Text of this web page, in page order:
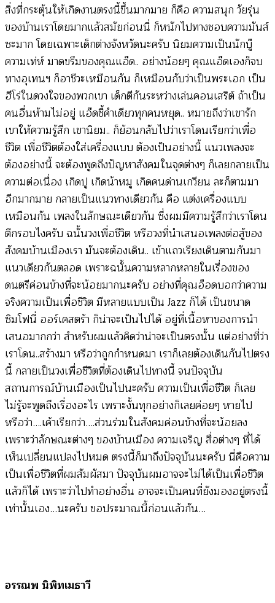
สิ่งที่กระตุ้นให้เกิดงานตรงนี้ขึ้นมากมาย ก็คือ ความสนุก วัยรุ่น
ของบ้านเราโดยมากแล้วสมัยก่อนนี่ ก็หนักไปทางชอบความมันส์
ซะมาก โดยเฉพาะเด็กต่างจังหวัดนะครับ นิยมความเป็นนักบู๊
ความเท่ห์ มาดขรึมของคุณแอ๊ด.. อย่างน้อยๆ คุณแอ๊ดเองก็จบ
ทางอุเทนฯ ก็อาชีวะเหมือนกัน ก็เหมือนกับว่าเป็นพระเอก เป็น
ฮีโร่ในดวงใจของพวกเขา เด็กตีกันระหว่างเล่นคอนเสริต์ ถ้าเป็น
คนอื่นห้ามไม่อยู่ แอ๊ดชี้คำเดียวทุกคนหยุด.. หมายถึงว่าเขารัก
เขาให้ความรู้สึก เขานิยม.. ก็ย้อนกลับไปว่าเราโดนเรียกว่าเพื่อ
ชีวิต เพื่อชีวิตต้องใส่เครื่องแบบ ต้องเป็นอย่างนี้ แนวเพลงจะ
ต้องอย่างนี้ จะต้องพูดถึงปัญหาสังคมในจุดต่างๆ ก็เลยกลายเป็น
ความต่อเนื่อง เกิดปู เกิดน้าหมู เกิดคนด่านเกวียน ละก็ตามมา
อีกมากมาย กลายเป็นแนวทางเดียวกัน คือ แต่งเครื่องแบบ
เหมือนกัน เพลงในลักษณะเดียวกัน ซึ่งผมมีความรู้สึกว่าเราโดน
ตีกรอบไงครับ ฉนั้นวงเพื่อชีวิต หรือวงที่นำเสนอเพลงต่อสู้ของ
สังคมบ้านเมืองเรา มันจะต้องเดิน.. เข้าแถวเรียงเดินตามกันมา
แนวเดียวกันตลอด เพราะฉนั้นความหลากหลายในเรื่องของ
ดนตรีค่อนข้างที่จะน้อยมากนะครับ อย่างที่คุณอ๊อดบอกว่าความ
จริงความเป็นเพื่อชีวิต มีหลายแบบเป็น Jazz ก็ได้ เป็นขนาด
ซิมโฟนี่ ออร์เคสตร้า ก็น่าจะเป็นไปได้ อยู่ที่เนื้อหาของการนำ
เสนอมากกว่า สำหรับผมแล้วคิดว่าน่าจะเป็นตรงนั้น แต่อย่างที่ว่า
เราโดน..สร้างมา หรือว่าถูกกำหนดมา เราก็เลยต้องเดินกันไปตรง
นี้ กลายเป็นวงเพื่อชีวิตที่ต้องเดินไปทางนี้ จนปัจจุบัน
สถานการณ์บ้านเมืองเป็นไปนะครับ ความเป็นเพื่อชีวิต ก็เลย
ไม่รู้จะพูดถึงเรื่องอะไร เพราะงั้นทุกอย่างก็เลยค่อยๆ หายไป
หรือว่า….เค้าเรียกว่า….ส่วนร่วมในสังคมค่อนข้างที่จะน้อยลง
เพราะว่าลักษณะต่างๆ ของบ้านเมือง ความเจริญ สื่อต่างๆ ที่ได้
เห็นเปลี่ยนแปลงไปหมด ตรงนี้ก็มาถึงปัจจุบันนะครับ นี่คือความ
เป็นเพื่อชีวิตที่ผมสัมผัสมา ปัจจุบันผมอาจจะไม่ได้เป็นเพื่อชีวิต
แล้วก็ได้ เพราะว่าไปทำอย่างอื่น อาจจะเป็นคนที่ยังมองอยู่ตรงนี้
เท่านั้นเอง…นะครับ ขอประมาณนี้ก่อนแล้วกัน…
อรรณพ นิพิทเมธาวี